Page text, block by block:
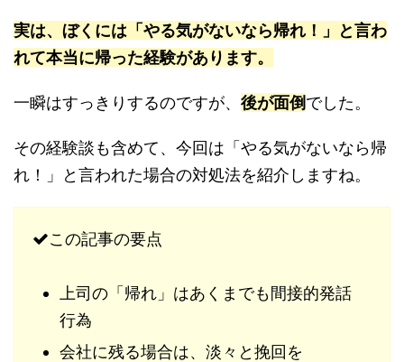
実は、ぼくには「やる気がないなら帰れ！」と言わ
れて本当に帰った経験があります。
一瞬はすっきりするのですが、 後が面倒でした。
その経験談も含めて、今回は「やる気がないなら帰
れ！」と言われた場合の対処法を紹介しますね。
この記事の要点
上司の「帰れ」はあくまでも間接的発話
行為
会社に残る場合は、淡々と挽回を